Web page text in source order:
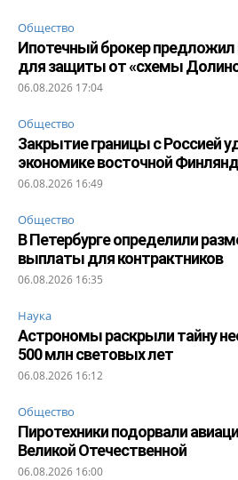
Общество
Ипотечный брокер предложил
для защиты от «схемы
06.08.2026 17:04
Общество
Закрытие границы с Россией
экономике восточной
06.08.2026 16:49
Общество
В Петербурге определили
выплаты для контрактников
06.08.2026 16:35
Наука
Астрономы раскрыли тайну
500 млн световых лет
06.08.2026 16:12
Общество
Пиротехники подорвали
Великой Отечественной
06.08.2026 16:00